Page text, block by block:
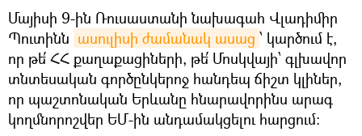
Մայիսի 9-ին Ռուսաստանի նախագահ Վլադիմիր
Պուտինն ասուլիսի ժամանակ ասաց ՝ կարծում է,
որ թե՛ ՀՀ քաղաքացիների, թե՛ Մոսկվայի՝ գլխավոր
տնտեսական գործընկերոջ հանդեպ ճիշտ կլիներ,
որ պաշտոնական Երևանը հնարավորինս արագ
կողմնորոշվեր ԵՄ-ին անդամակցելու հարցում։